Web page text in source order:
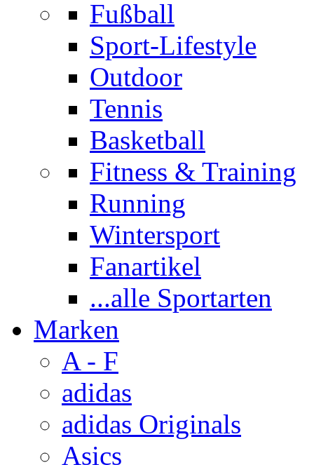
Fußball
Sport-Lifestyle
Outdoor
Tennis
Basketball
Fitness & Training
Running
Wintersport
Fanartikel
...alle Sportarten
Marken
A - F
adidas
adidas Originals
Asics